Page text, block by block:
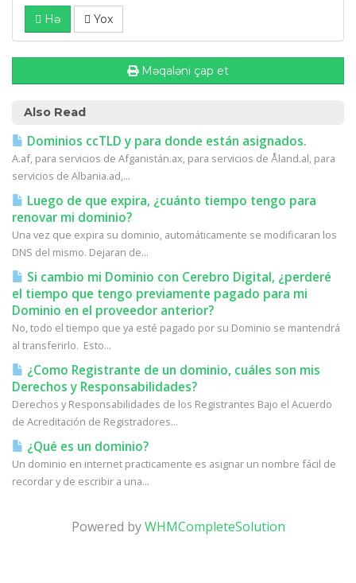
Hə Yox
Məqaləni çap et
Also Read
Dominios ccTLD y para donde están asignados.
A.af, para servicios de Afganistán.ax, para servicios de Åland.al, para
servicios de Albania.ad,...
Luego de que expira, ¿cuánto tiempo tengo para
renovar mi dominio?
Una vez que expira su dominio, automáticamente se modificaran los
DNS del mismo. Dejaran de...
Si cambio mi Dominio con Cerebro Digital, ¿perderé
el tiempo que tengo previamente pagado para mi
Dominio en el proveedor anterior?
No, todo el tiempo que ya esté pagado por su Dominio se mantendrá
al transferirlo. Esto...
¿Como Registrante de un dominio, cuáles son mis
Derechos y Responsabilidades?
Derechos y Responsabilidades de los Registrantes Bajo el Acuerdo
de Acreditación de Registradores...
¿Qué es un dominio?
Un dominio en internet practicamente es asignar un nombre fácil de
recordar y de escribir a una...
Powered byWHMCompleteSolution